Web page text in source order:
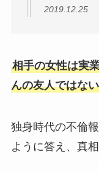
2019.12.25
相手の女性は実
んの友人ではな
独身時代の不倫
ように答え、真